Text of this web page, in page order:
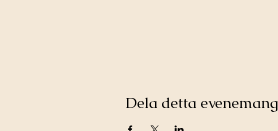
Dela detta evenemang